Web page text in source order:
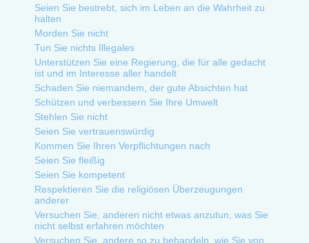
Seien Sie bestrebt, sich im Leben an die Wahrheit zu
halten
Morden Sie nicht
Tun Sie nichts Illegales
Unterstützen Sie eine Regierung, die für alle gedacht
ist und im Interesse aller handelt
Schaden Sie niemandem, der gute Absichten hat
Schützen und verbessern Sie Ihre Umwelt
Stehlen Sie nicht
Seien Sie vertrauenswürdig
Kommen Sie Ihren Verpflichtungen nach
Seien Sie fleißig
Seien Sie kompetent
Respektieren Sie die religiösen Überzeugungen
anderer
Versuchen Sie, anderen nicht etwas anzutun, was Sie
nicht selbst erfahren möchten
Versuchen Sie, andere so zu behandeln, wie Sie von